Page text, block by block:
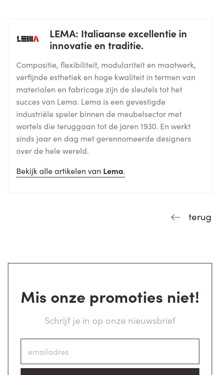
LEMA: Italiaanse excellentie in
innovatie en traditie.
Compositie, flexibiliteit, modulariteit en maatwerk,
verfijnde esthetiek en hoge kwaliteit in termen van
materialen en fabricage zijn de sleutels tot het
succes van Lema. Lema is een gevestigde
industriële speler binnen de meubelsector met
wortels die teruggaan tot de jaren 1930. En werkt
sinds jaar en dag met gerennomeerde designers
over de hele wereld.
Bekijk alle artikelen van Lema.
terug
Mis onze promoties niet!
Schrijf je in op onze nieuwsbrief